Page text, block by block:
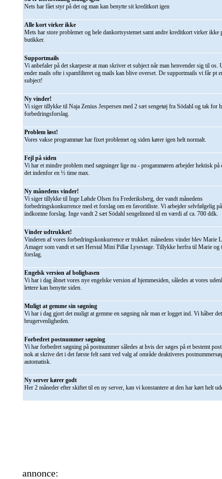
Nets har fået styr på det og man kan benytte sit kreditkort igen
Alle kort virker ikke
Mets har store problemer og hele dankortsystemet samt andre kreditkort virker ikke
butikker.
Supportmails
Vi anbefaler på det skarpeste at man skriver et subject når man henvender sig til os.
ender mails ofte i spamfilteret og mails kan blive overset. De supportmails vi får pt
subject!
Ny vinder!
Vi siger tillykke til Naja Zenius Jespersen med 2 sæt sengetøj fra Södahl og tak for
forbedringsforslag.
Problem løst!
Vores vakse programmør har fixet problemet og siden kører igen helt normalt.
Fejl på siden
Vi har et mindre problem med søgninger lige nu - progammøren arbejder hektisk på
det indenfor en ½ time max.
Ny månedens vinder!
Vi siger tillykke til Inge Løhde Olsen fra Frederiksberg, der vandt månedens
forbedringskonkurrence med et forslag om en favoritliste. Vi arbejder selvfølgelig
indkomne forslag. Inge vandt 2 sæt Södahl sengelinned til en værdi af ca. 700 ddk.
Vinder udtrukket!
Vinderen af vores forbedringskonkurrence er trukket. månedens vinder blev Marie
Amager som vandt et sæt Herstal Mini Pillar Lysestage. Tillykke herfra til Marie og
forslag.
Engelsk version af boligbasen
Vi har i dag åbnet vores nye engelske version af hjemmesiden, således at vores
lettere kan benytte siden.
Muligt at gemme sin søgning
Vi har i dag gjort det muligt at gemme en søgning når man er logget ind. Vi håber
brugervenligheden.
Forbedret postnummer søgning
Vi har forbedret søgning på postnummer således at hvis der søges på et bestemt
nok at skrive det i det første felt samt ved valg af område deaktiveres
automatisk.
Ny server kører godt
Her 2 måneder efter skiftet til en ny server, kan vi konstantere at den har kørt helt
annonce: